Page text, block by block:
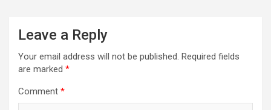
Leave a Reply
Your email address will not be published. Required fields
are marked *
Comment *